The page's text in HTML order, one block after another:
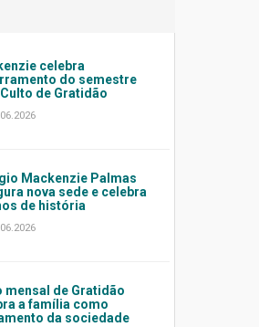
celebra
do semestre
de Gratidão
Mackenzie Palmas
nova sede e celebra
de história
mensal de Gratidão
a família como
da sociedade